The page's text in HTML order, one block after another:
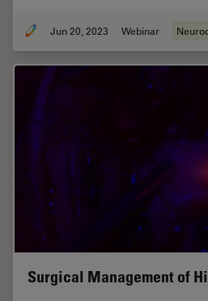
Jun 20, 2023 Webinar
Surgical Management of